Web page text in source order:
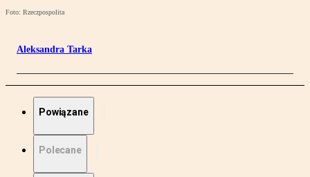
Foto: Rzeczpospolita
Aleksandra Tarka
Powiązane
Polecane